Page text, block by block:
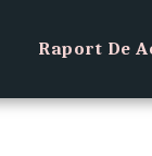
Raport De